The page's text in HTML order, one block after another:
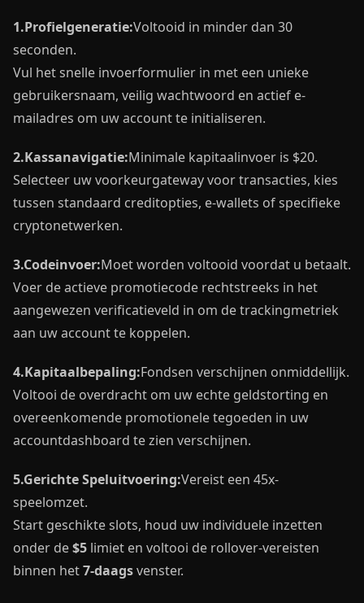
1.Profielgeneratie:Voltooid in minder dan 30
seconden.
Vul het snelle invoerformulier in met een unieke
gebruikersnaam, veilig wachtwoord en actief e-
mailadres om uw account te initialiseren.
2.Kassanavigatie:Minimale kapitaalinvoer is $20.
Selecteer uw voorkeurgateway voor transacties, kies
tussen standaard creditopties, e-wallets of specifieke
cryptonetwerken.
3.Codeinvoer:Moet worden voltooid voordat u betaalt.
Voer de actieve promotiecode rechtstreeks in het
aangewezen verificatieveld in om de trackingmetriek
aan uw account te koppelen.
4.Kapitaalbepaling:Fondsen verschijnen onmiddellijk.
Voltooi de overdracht om uw echte geldstorting en
overeenkomende promotionele tegoeden in uw
accountdashboard te zien verschijnen.
5.Gerichte Speluitvoering:Vereist een 45x-
speelomzet.
Start geschikte slots, houd uw individuele inzetten
onder de$5 limiet en voltooi de rollover-vereisten
binnen het7-daagsvenster.